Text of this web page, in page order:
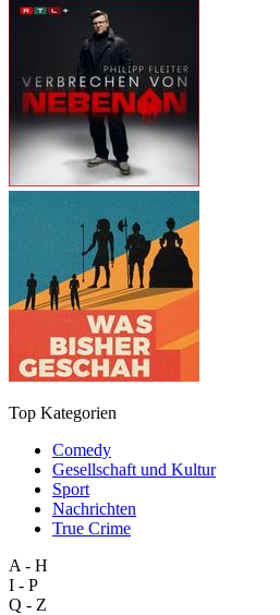
Top Kategorien
Comedy
Gesellschaft und Kultur
Sport
Nachrichten
True Crime
A - H
I - P
Q - Z